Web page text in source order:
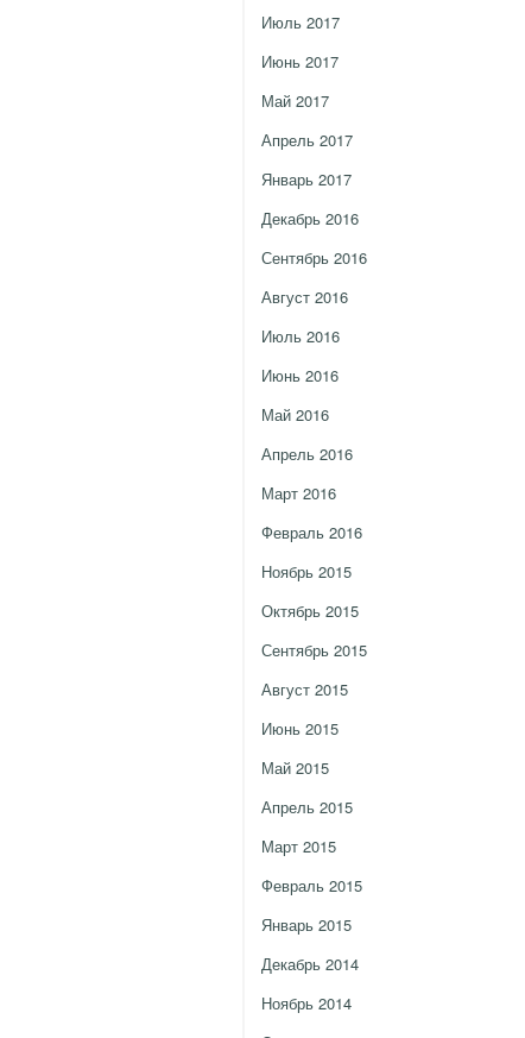
Июль 2017
Июнь 2017
Май 2017
Апрель 2017
Январь 2017
Декабрь 2016
Сентябрь 2016
Август 2016
Июль 2016
Июнь 2016
Май 2016
Апрель 2016
Март 2016
Февраль 2016
Ноябрь 2015
Октябрь 2015
Сентябрь 2015
Август 2015
Июнь 2015
Май 2015
Апрель 2015
Март 2015
Февраль 2015
Январь 2015
Декабрь 2014
Ноябрь 2014